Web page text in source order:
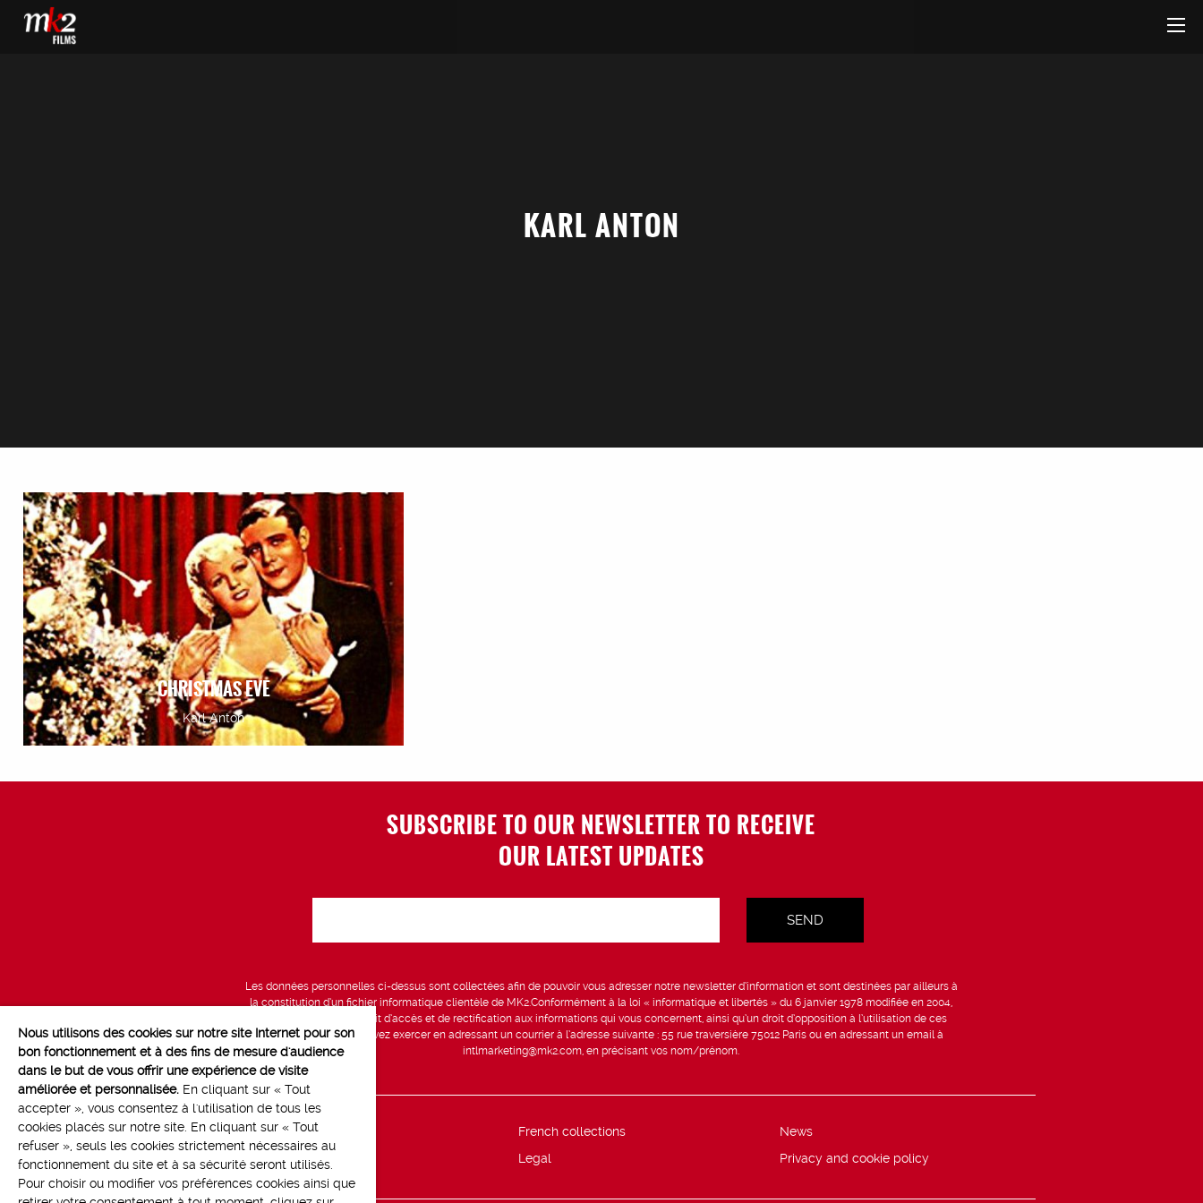
KARL ANTON
CHRISTMAS EVE
Karl Anton
SUBSCRIBE TO OUR NEWSLETTER TO RECEIVE
OUR LATEST UPDATES
Les données personnelles ci-dessus sont collectées afin de pouvoir vous adresser notre newsletter d’information et sont destinées par ailleurs à
la constitution d’un fichier informatique clientèle de MK2.Conformément à la loi « informatique et libertés » du 6 janvier 1978 modifiée en 2004,
vous bénéficiez d’un droit d’accès et de rectification aux informations qui vous concernent, ainsi qu’un droit d’opposition à l’utilisation de ces
données, que vous pouvez exercer en adressant un courrier à l’adresse suivante : 55 rue traversière 75012 Paris ou en adressant un email à
intlmarketing@mk2.com, en précisant vos nom/prénom.
Line up French collections
News
Contact
Legal Privacy and cookie policy
Nous utilisons des cookies sur notre site Internet pour son
bon fonctionnement et à des fins de mesure d'audience
dans le but de vous offrir une expérience de visite
améliorée et personnalisée. En cliquant sur « Tout
accepter », vous consentez à l'utilisation de tous les
cookies placés sur notre site. En cliquant sur « Tout
refuser », seuls les cookies strictement nécessaires au
fonctionnement du site et à sa sécurité seront utilisés.
Pour choisir ou modifier vos préférences cookies ainsi que